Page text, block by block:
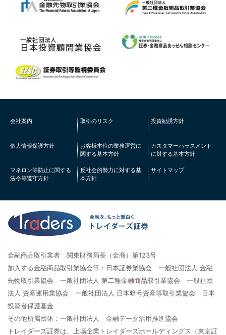
会社案内 取引のリスク 投資勧誘方針
個人情報保護方針
お客様本位の業務運営に
関する基本方針
カスタマーハラスメント
に対する基本方針
マネロン等防止に関する
法令等遵守方針
反社会的勢力に対する基
本方針
サイトマップ
金融商品取引業者 関東財務局長（金商）第123号
加入する金融商品取引業協会等：日本証券業協会 一般社団法人 金融
先物取引業協会 一般社団法人 第二種金融商品取引業協会 一般社団
法人 資産運用業協会 一般社団法人 日本暗号資産等取引業協会 日本
投資者保護基金
その他所属団体：一般社団法人 金融データ活用推進協会
トレイダーズ証券は、上場企業トレイダーズホールディングス（東京証